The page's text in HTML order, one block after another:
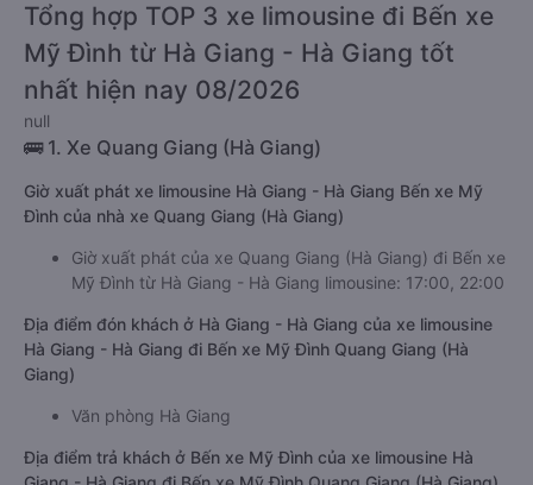
Tổng hợp TOP 3 xe limousine đi Bến xe
Mỹ Đình từ Hà Giang - Hà Giang tốt
nhất hiện nay 08/2026
null
🚌 1. Xe Quang Giang (Hà Giang)
Giờ xuất phát xe limousine Hà Giang - Hà Giang Bến xe Mỹ
Đình của nhà xe Quang Giang (Hà Giang)
Giờ xuất phát của xe Quang Giang (Hà Giang) đi Bến xe
Mỹ Đình từ Hà Giang - Hà Giang limousine: 17:00, 22:00
Địa điểm đón khách ở Hà Giang - Hà Giang của xe limousine
Hà Giang - Hà Giang đi Bến xe Mỹ Đình Quang Giang (Hà
Giang)
Văn phòng Hà Giang
Địa điểm trả khách ở Bến xe Mỹ Đình của xe limousine Hà